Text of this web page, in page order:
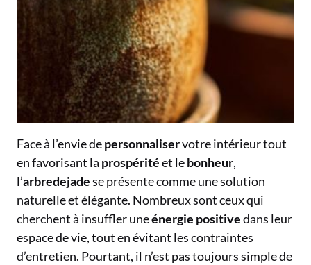
Face à l’envie depersonnaliservotre intérieur tout
en favorisant la prospéritéet lebonheur,
l’arbredejadese présente comme une solution
naturelle et élégante. Nombreux sont ceux qui
cherchent à insuffler uneénergie positivedans leur
espace de vie, tout en évitant les contraintes
d’entretien. Pourtant, il n’est pas toujours simple de